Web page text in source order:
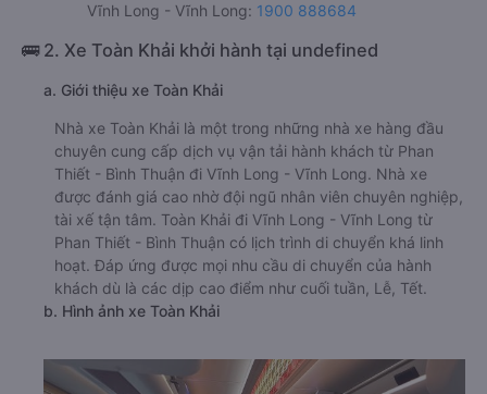
Vĩnh Long - Vĩnh Long: 1900 888684
🚌 2. Xe Toàn Khải khởi hành tại undefined
a. Giới thiệu xe Toàn Khải
Nhà xe Toàn Khải là một trong những nhà xe hàng đầu
chuyên cung cấp dịch vụ vận tải hành khách từ Phan
Thiết - Bình Thuận đi Vĩnh Long - Vĩnh Long. Nhà xe
được đánh giá cao nhờ đội ngũ nhân viên chuyên nghiệp,
tài xế tận tâm. Toàn Khải đi Vĩnh Long - Vĩnh Long từ
Phan Thiết - Bình Thuận có lịch trình di chuyển khá linh
hoạt. Đáp ứng được mọi nhu cầu di chuyển của hành
khách dù là các dịp cao điểm như cuối tuần, Lễ, Tết.
b. Hình ảnh xe Toàn Khải